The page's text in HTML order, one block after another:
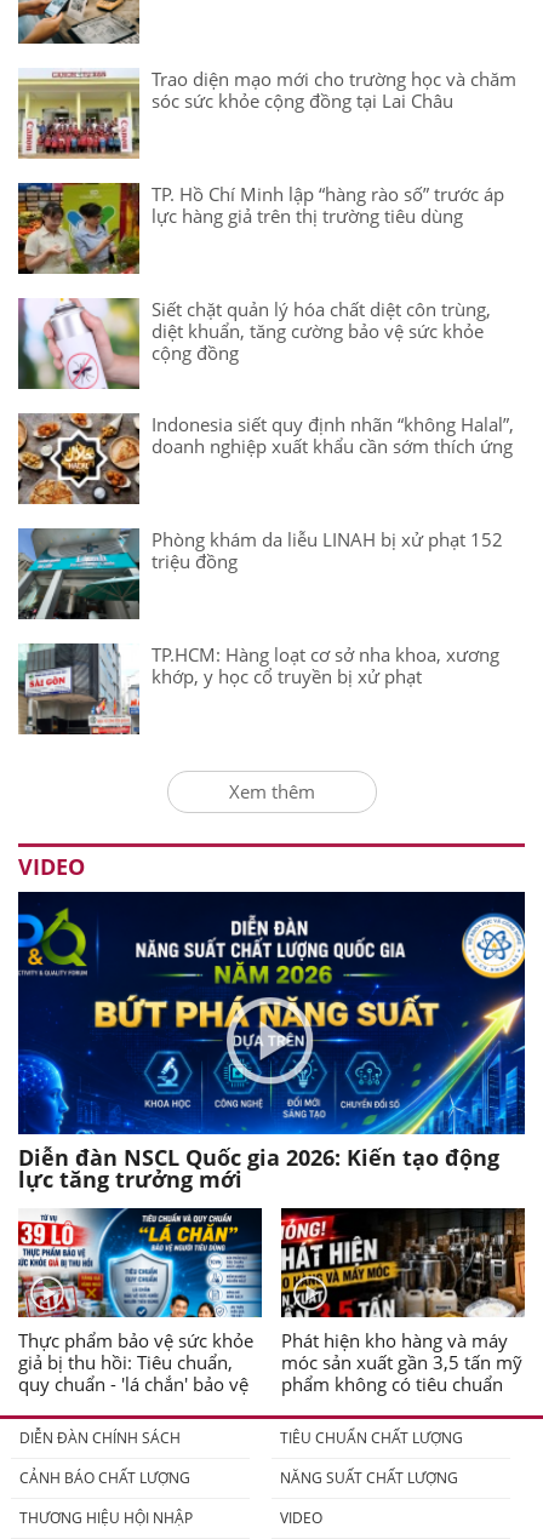
Trao diện mạo mới cho trường học và chăm
sóc sức khỏe cộng đồng tại Lai Châu
TP. Hồ Chí Minh lập “hàng rào số” trước áp
lực hàng giả trên thị trường tiêu dùng
Siết chặt quản lý hóa chất diệt côn trùng,
diệt khuẩn, tăng cường bảo vệ sức khỏe
cộng đồng
Indonesia siết quy định nhãn “không Halal”,
doanh nghiệp xuất khẩu cần sớm thích ứng
Phòng khám da liễu LINAH bị xử phạt 152
triệu đồng
TP.HCM: Hàng loạt cơ sở nha khoa, xương
khớp, y học cổ truyền bị xử phạt
Xem thêm
VIDEO
Diễn đàn NSCL Quốc gia 2026: Kiến tạo động
lực tăng trưởng mới
Thực phẩm bảo vệ sức khỏe
giả bị thu hồi: Tiêu chuẩn,
quy chuẩn - 'lá chắn' bảo vệ
Phát hiện kho hàng và máy
móc sản xuất gần 3,5 tấn mỹ
phẩm không có tiêu chuẩn
DIỄN ĐÀN CHÍNH SÁCH
TIÊU CHUẨN CHẤT LƯỢNG
CẢNH BÁO CHẤT LƯỢNG
NĂNG SUẤT CHẤT LƯỢNG
THƯƠNG HIỆU HỘI NHẬP
VIDEO